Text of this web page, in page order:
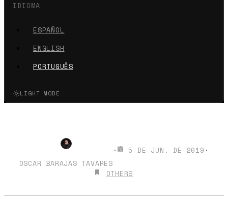
IDIOMA
ESPAÑOL
ENGLISH
PORTUGUÊS
LIGHT MODE
OSCAR BARAJAS TAVARES
· 5 DE JUN. DE 2019 ·
OTHERS